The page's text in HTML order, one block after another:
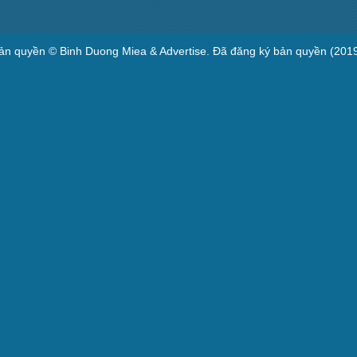
quyền © Binh Duong Miea & Advertise. Đã đăng ký bản quyền